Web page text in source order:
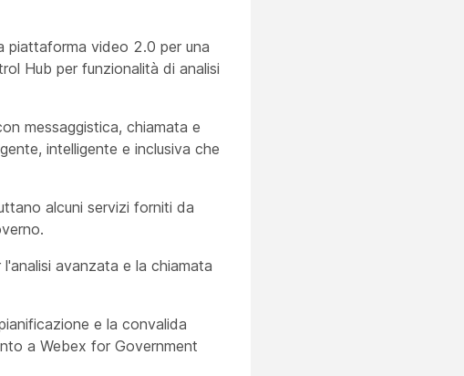
piattaforma video 2.0 per una
Hub per funzionalità di analisi
messaggistica, chiamata e
intelligente e inclusiva che
alcuni servizi forniti da
avanzata e la chiamata
e la convalida
a Webex for Government